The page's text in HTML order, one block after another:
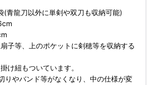
(青龍刀以外に単剣や双刀も収納可能)
子等、上のポケットに剣穂等を収納する
け紐もついています。
りやバンド等がなくなり、中の仕様が変